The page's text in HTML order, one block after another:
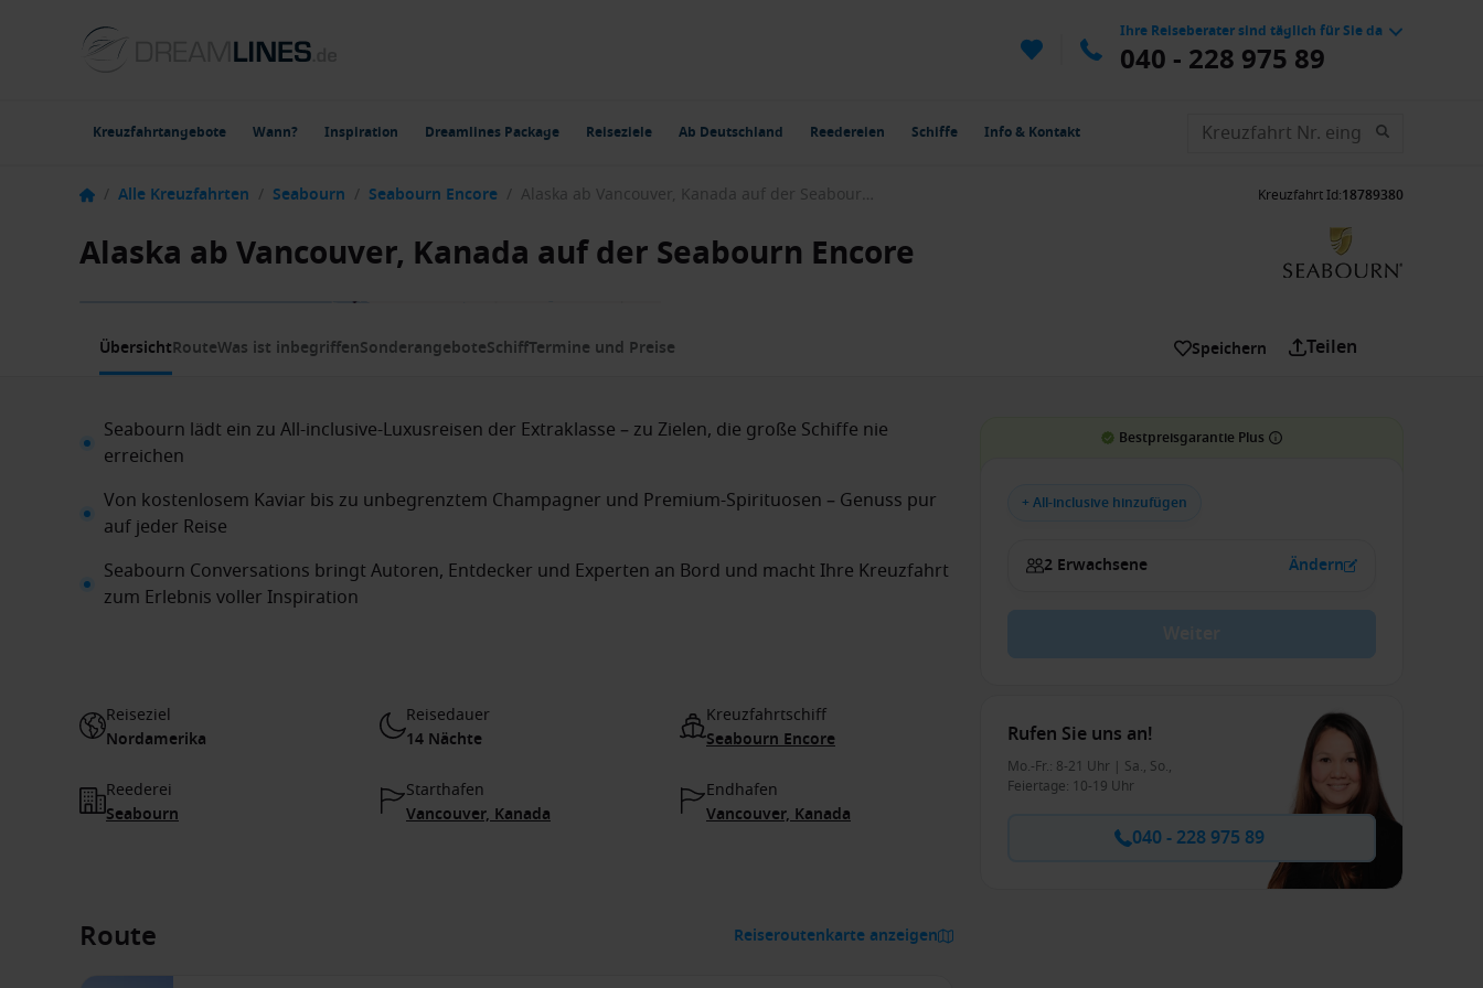
Ihre Reiseberater sind täglich für Sie da
040 - 228 975 89
Kreuzfahrtangebote Wann? Inspiration Dreamlines Package Reiseziele Ab Deutschland Reedereien Schiffe Info & Kontakt
/ Alle Kreuzfahrten / Seabourn / Seabourn Encore / Alaska ab Vancouver, Kanada auf der Seabourn Encore Kreuzfahrt Id:18789380
Alaska ab Vancouver, Kanada auf der Seabourn Encore
1 / 12
ÜbersichtRouteWas ist inbegriffenSonderangeboteSchiffTermine und Preise Speichern Teilen
Seabourn lädt ein zu All-inclusive-Luxusreisen der Extraklasse – zu Zielen, die große Schiffe nie
erreichen
Von kostenlosem Kaviar bis zu unbegrenztem Champagner und Premium-Spirituosen – Genuss pur
auf jeder Reise
Seabourn Conversations bringt Autoren, Entdecker und Experten an Bord und macht Ihre Kreuzfahrt
zum Erlebnis voller Inspiration
Reiseziel
Nordamerika
Reisedauer
14 Nächte
Kreuzfahrtschiff
Seabourn Encore
Reederei
Seabourn
Starthafen
Vancouver, Kanada
Endhafen
Vancouver, Kanada
Route Reiseroutenkarte anzeigen
Bestpreisgarantie Plus
+ All-inclusive hinzufügen
2 Erwachsene Ändern
Rufen Sie uns an!
Mo.-Fr.: 8-21 Uhr | Sa., So.,
Feiertage: 10-19 Uhr
040 - 228 975 89